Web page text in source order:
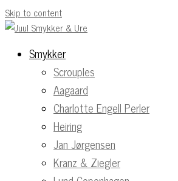
Skip to content
Smykker
Scrouples
Aagaard
Charlotte Engell Perler
Heiring
Jan Jørgensen
Kranz & Ziegler